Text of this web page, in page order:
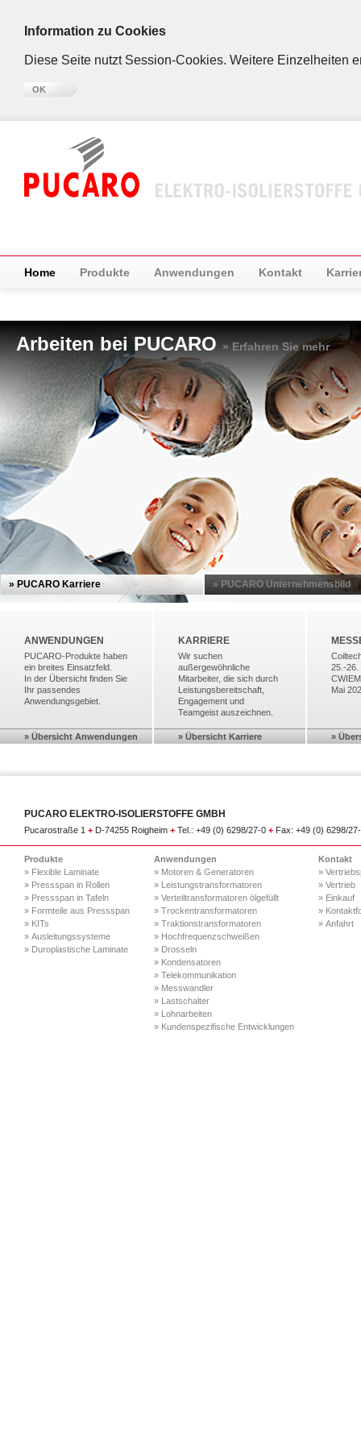
Information zu Cookies
Diese Seite nutzt Session-Cookies. Weitere Einzelheiten
OK
Home Produkte Anwendungen Kontakt
Arbeiten bei PUCARO» Erfahren Sie mehr
» PUCARO Karriere » PUCARO Unternehmensbild
ANWENDUNGEN
PUCARO-Produkte haben
ein breites Einsatzfeld.
In der Übersicht finden Sie
Ihr passendes
Anwendungsgebiet.
» Übersicht Anwendungen
KARRIERE
Wir suchen
außergewöhnliche
Mitarbeiter, die sich durch
Leistungsbereitschaft,
Engagement und
Teamgeist auszeichnen.
» Übersicht Karriere
25.-26.
Mai
»
PUCARO ELEKTRO-ISOLIERSTOFFE GMBH
Pucarostraße 1 + D-74255 Roigheim + Tel.: +49 (0) 6298/27-0 + Fax: +49 (0) 6298/
Produkte
» Flexible Laminate
» Pressspan in Rollen
» Pressspan in Tafeln
» Formteile aus Pressspan
» KITs
» Ausleitungssysteme
» Duroplastische Laminate
Anwendungen
» Motoren & Generatoren
» Leistungstransformatoren
» Verteiltransformatoren ölgefüllt
» Trockentransformatoren
» Traktionstransformatoren
» Hochfrequenzschweißen
» Drosseln
» Kondensatoren
» Telekommunikation
» Messwandler
» Lastschalter
» Lohnarbeiten
» Kundenspezifische Entwicklungen
Kontakt
»
» Vertrieb
» Einkauf
»
» Anfahrt